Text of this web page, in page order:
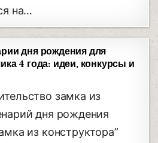
на…
дня рождения для
4 года: идеи, конкурсы и
замка из
дня рождения
из конструктора”